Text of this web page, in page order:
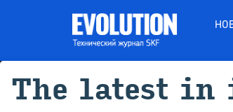
The latest in